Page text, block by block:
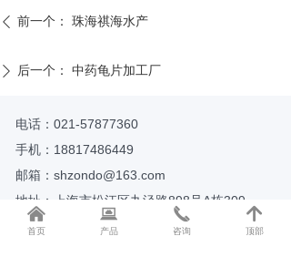
ꄴ 前一个： 珠海祺海水产
ꄲ 后一个： 中药龟片加工厂
电话：021-57877360
手机：18817486449
邮箱：shzondo@163.com
地址：上海市松江区九泾路898号A栋309
낀
首页
뀵
产品
끅
咨询
녕
顶部